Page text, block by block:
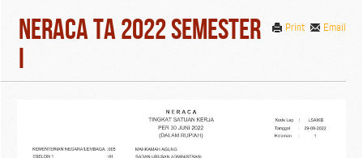
Email
Print
Neraca TA 2022 Semester
I